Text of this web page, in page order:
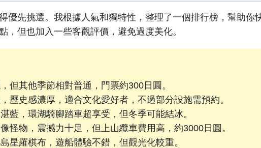
優先挑選。我根據人氣和獨特性，整理了一個排行榜，幫助你
但也加入一些客觀評價，避免過度美化。
但其他季節相對普通，門票約300日圓。
歷史感濃厚，適合文化愛好者，不過部分設施需預約。
藍，環湖騎腳踏車超享受，但冬季可能結冰。
怪物，震撼力十足，但上山纜車費用高，約3000日圓。
星羅棋布，遊船體驗不錯，但觀光化較重。